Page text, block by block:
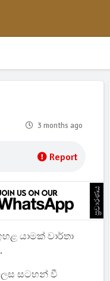
3 months ago
Report
ප්‍රචාරණය
යාමක් වාර්තා
සටහන් වී